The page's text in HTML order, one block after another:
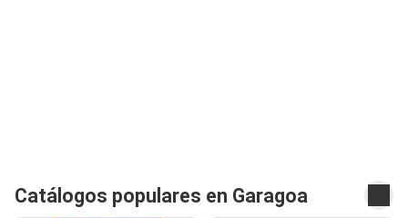
Catálogos populares en Garagoa